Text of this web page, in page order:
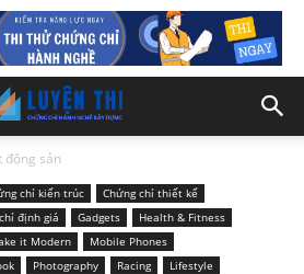
động sản
chỉ kiến trúc
Chứng chỉ thiết kế
định giá Gadgets
Health & Fitness
it Modern
Mobile Phones
Photography Racing
Lifestyle